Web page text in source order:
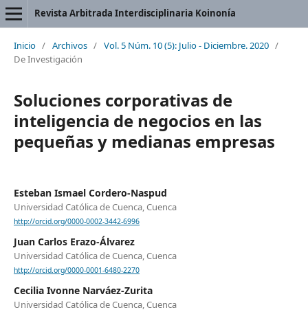
Revista Arbitrada Interdisciplinaria Koinonía
Inicio / Archivos / Vol. 5 Núm. 10 (5): Julio - Diciembre. 2020 /
De Investigación
Soluciones corporativas de
inteligencia de negocios en las
pequeñas y medianas empresas
Esteban Ismael Cordero-Naspud
Universidad Católica de Cuenca, Cuenca
http://orcid.org/0000-0002-3442-6996
Juan Carlos Erazo-Álvarez
Universidad Católica de Cuenca, Cuenca
http://orcid.org/0000-0001-6480-2270
Cecilia Ivonne Narváez-Zurita
Universidad Católica de Cuenca, Cuenca